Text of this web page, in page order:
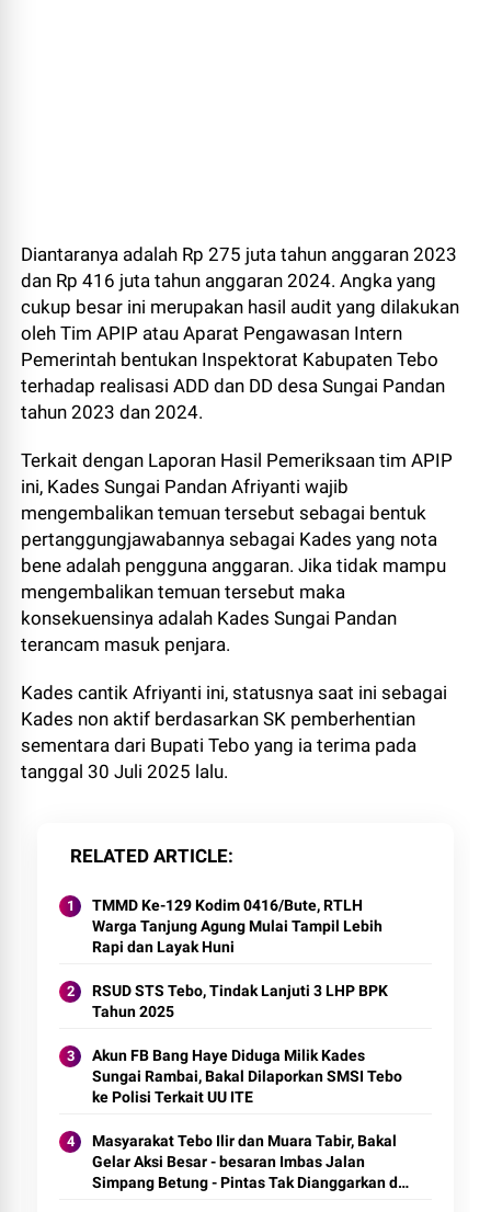
Diantaranya adalah Rp 275 juta tahun anggaran 2023
dan Rp 416 juta tahun anggaran 2024. Angka yang
cukup besar ini merupakan hasil audit yang dilakukan
oleh Tim APIP atau Aparat Pengawasan Intern
Pemerintah bentukan Inspektorat Kabupaten Tebo
terhadap realisasi ADD dan DD desa Sungai Pandan
tahun 2023 dan 2024.
Terkait dengan Laporan Hasil Pemeriksaan tim APIP
ini, Kades Sungai Pandan Afriyanti wajib
mengembalikan temuan tersebut sebagai bentuk
pertanggungjawabannya sebagai Kades yang nota
bene adalah pengguna anggaran. Jika tidak mampu
mengembalikan temuan tersebut maka
konsekuensinya adalah Kades Sungai Pandan
terancam masuk penjara.
Kades cantik Afriyanti ini, statusnya saat ini sebagai
Kades non aktif berdasarkan SK pemberhentian
sementara dari Bupati Tebo yang ia terima pada
tanggal 30 Juli 2025 lalu.
RELATED ARTICLE
TMMD Ke-129 Kodim 0416/Bute, RTLH
Warga Tanjung Agung Mulai Tampil Lebih
Rapi dan Layak Huni
RSUD STS Tebo, Tindak Lanjuti 3 LHP BPK
Tahun 2025
Akun FB Bang Haye Diduga Milik Kades
Sungai Rambai, Bakal Dilaporkan SMSI Tebo
ke Polisi Terkait UU ITE
Masyarakat Tebo Ilir dan Muara Tabir, Bakal
Gelar Aksi Besar - besaran Imbas Jalan
Simpang Betung - Pintas Tak Dianggarkan di